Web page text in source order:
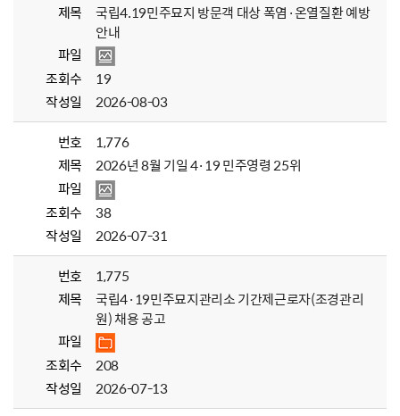
제목
국립4.19민주묘지 방문객 대상 폭염·온열질환 예방
안내
파일
조회수
19
작성일
2026-08-03
번호
1,776
제목
2026년 8월 기일 4·19 민주영령 25위
파일
조회수
38
작성일
2026-07-31
번호
1,775
제목
국립4·19민주묘지관리소 기간제근로자(조경관리
원) 채용 공고
파일
조회수
208
작성일
2026-07-13